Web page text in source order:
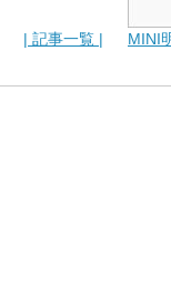
| 記事一覧 | MINI